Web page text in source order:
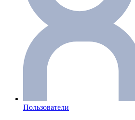
Пользователи